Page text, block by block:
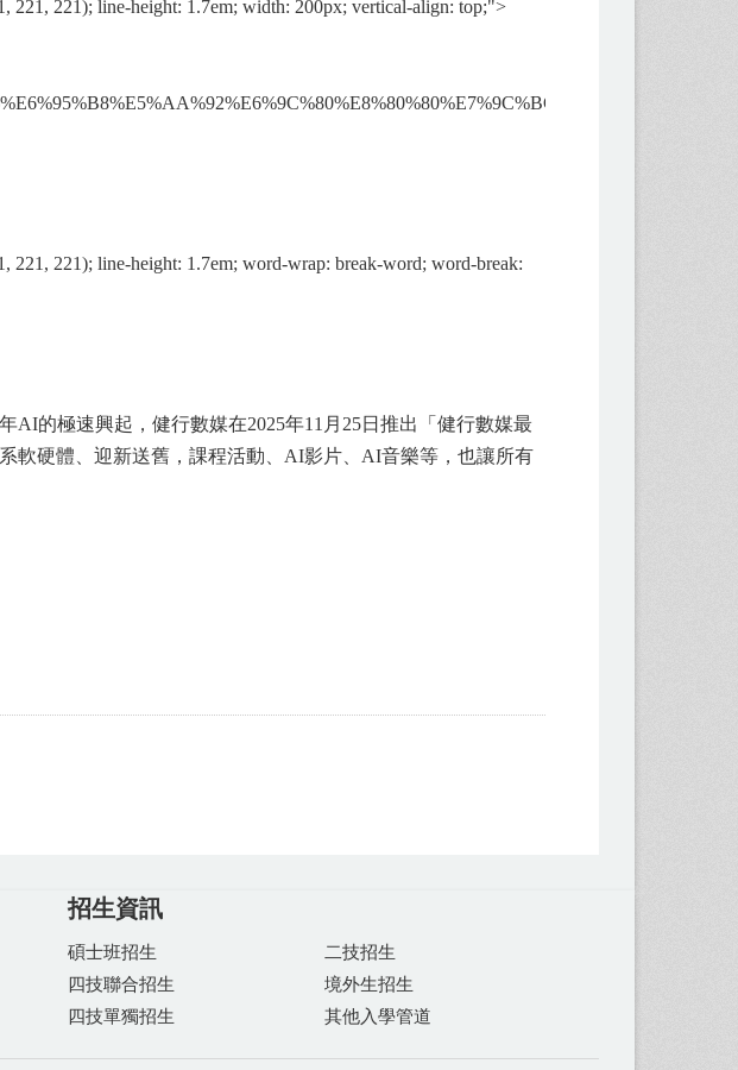
221); line-height: 1.7em; width: 200px; vertical-align: top;">
221); line-height: 1.7em; word-wrap: break-word; word-break:
速興起，健行數媒在2025年11月25日推出「健行數媒最
軟硬體、迎新送舊，課程活動、AI影片、AI音樂等，也讓所有
招生資訊
碩士班招生
四技聯合招生
四技單獨招生
二技招生
境外生招生
其他入學管道